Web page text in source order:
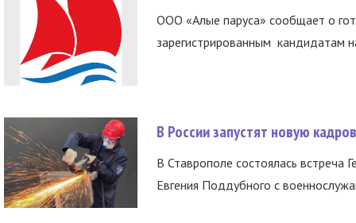
ООО «Алые паруса» сообщает о
зарегистрированным кандидатам
В России запустят новую
В Ставрополе состоялась встреча
Евгения Поддубного с